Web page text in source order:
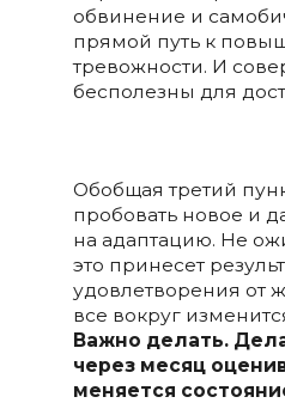
обвинение и
прямой путь к
тревожности. И
бесполезны для
Обобщая третий
пробовать новое и
на адаптацию. Не
это принесет
удовлетворения от
все вокруг
Важно делать.
через месяц
меняется